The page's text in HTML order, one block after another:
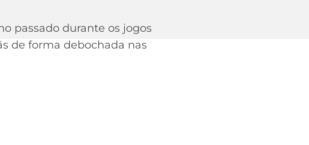
passado durante os jogos
de forma debochada nas